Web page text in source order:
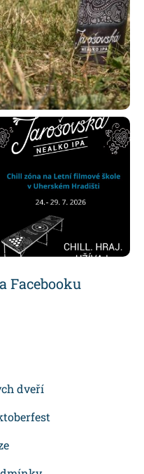
Facebooku
dveří